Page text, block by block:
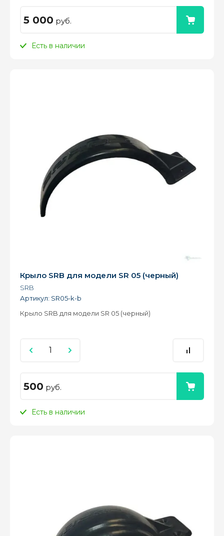
5 000 руб.
Есть в наличии
Крыло SRB для модели SR 05 (черный)
SRB
Артикул: SR05-k-b
Крыло SRB для модели SR 05 (черный)
500 руб.
Есть в наличии